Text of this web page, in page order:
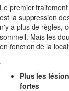
Le premier
est la suppression
n'y a plus de règles,
sommeil. Mais les
en fonction de la
.
Plus les
fortes